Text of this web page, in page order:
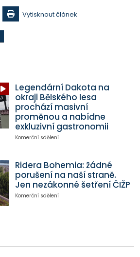
Vytisknout článek
Legendární Dakota na
okraji Bělského lesa
prochází masivní
proměnou a nabídne
exkluzivní gastronomii
Komerční sdělení
Ridera Bohemia: žádné
porušení na naší straně.
Jen nezákonné šetření ČIŽP
Komerční sdělení